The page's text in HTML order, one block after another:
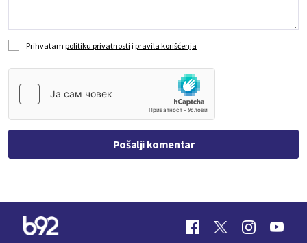
Prihvatam politiku privatnosti i pravila korišćenja
Pošalji komentar